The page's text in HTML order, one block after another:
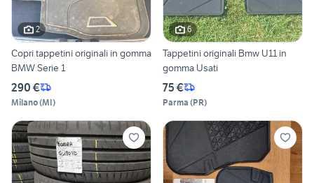
2
Copri tappetini originali in gomma
BMW Serie 1
290 €
Milano(MI)
6
Tappetini originali Bmw U11 in
gomma Usati
75 €
Parma (PR)